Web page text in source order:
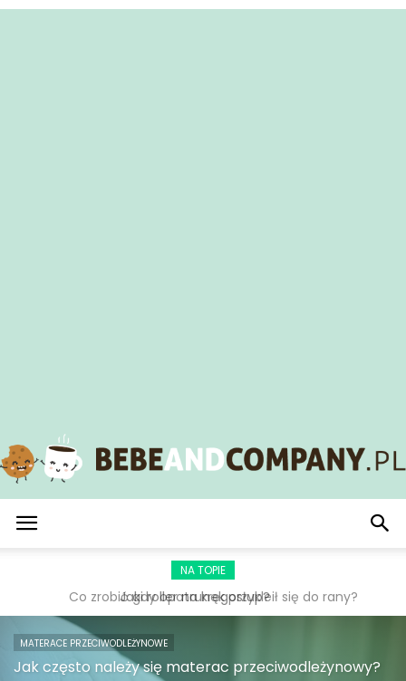
NA TOPIE
Co zrobić gdy opatrunek przykleił się do rany?
MATERACE PRZECIWODLEŻYNOWE
Jak często należy się materac przeciwodleżynowy?